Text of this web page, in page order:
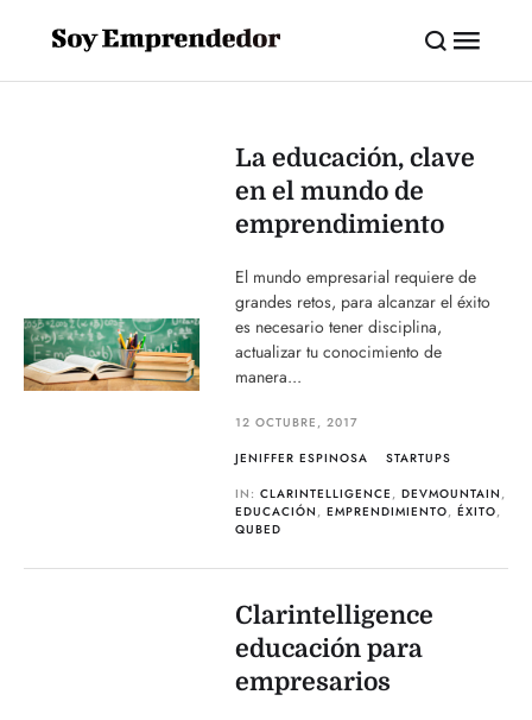
La educación, clave
en el mundo de
emprendimiento
El mundo empresarial requiere de
grandes retos, para alcanzar el éxito
es necesario tener disciplina,
actualizar tu conocimiento de
manera...
12 OCTUBRE, 2017
JENIFFER ESPINOSA
STARTUPS
IN:CLARINTELLIGENCE ,DEVMOUNTAIN ,
EDUCACIÓN ,EMPRENDIMIENTO,ÉXITO,
QUBED
Clarintelligence
educación para
empresarios